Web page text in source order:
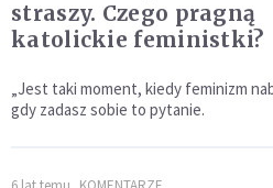
straszy. Czego pragną
katolickie feministki?
„Jest taki moment, kiedy feminizm
gdy zadasz sobie to pytanie.